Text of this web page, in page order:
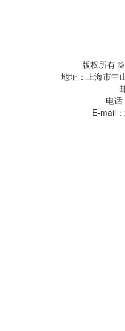
版权所有
地址：上海市
电
E-mail